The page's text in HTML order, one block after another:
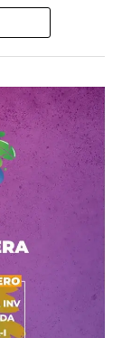
de la vida
en los que el
tener en
nutritivas